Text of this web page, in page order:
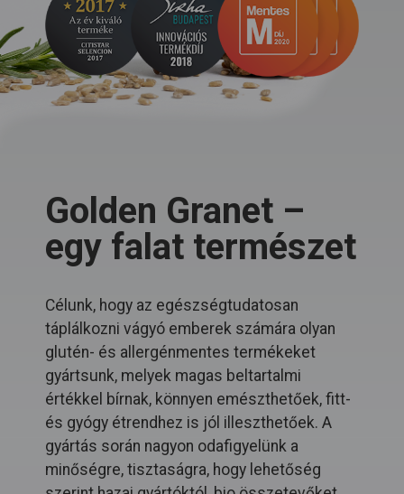
Golden Granet –
egy falat természet
Célunk, hogy az egészségtudatosan
táplálkozni vágyó emberek számára olyan
glutén- és allergénmentes termékeket
gyártsunk, melyek magas beltartalmi
értékkel bírnak, könnyen emészthetőek, fitt-
és gyógy étrendhez is jól illeszthetőek. A
gyártás során nagyon odafigyelünk a
minőségre, tisztaságra, hogy lehetőség